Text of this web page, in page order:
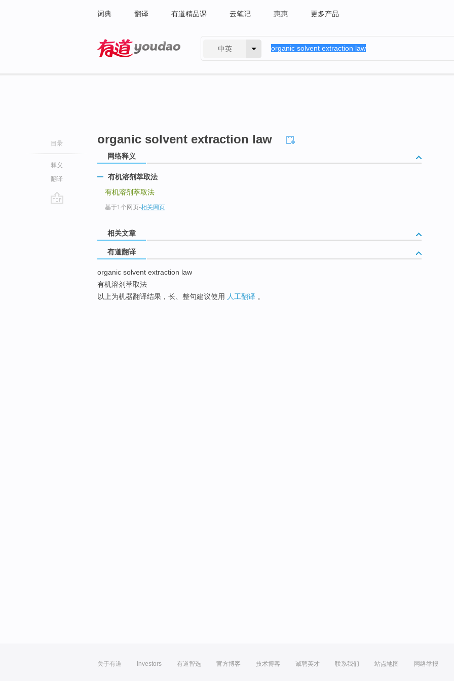
词典 翻译 有道精品课 云笔记 惠惠 更多产品
中英
目录
释义
翻译
organic solvent extraction law
网络释义
有机溶剂萃取法
有机溶剂萃取法
基于1个网页-相关网页
相关文章
有道翻译
organic solvent extraction law
有机溶剂萃取法
以上为机器翻译结果，长、整句建议使用 人工翻译 。
关于有道 Investors 有道智选 官方博客 技术博客 诚聘英才 联系我们 站点地图 网络举报